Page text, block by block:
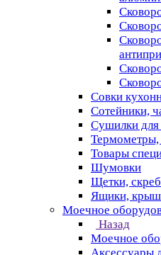
Совки
Сотейники,
Сушилки для
Термометры,
Товары
Шумовки
Щетки,
Ящики,
Моечное
Назад
Моечное